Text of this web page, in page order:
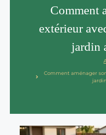
Comment
extérieur
jardin
Comment aménager